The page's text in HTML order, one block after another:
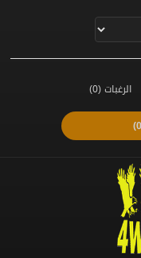
الرغبات(0)